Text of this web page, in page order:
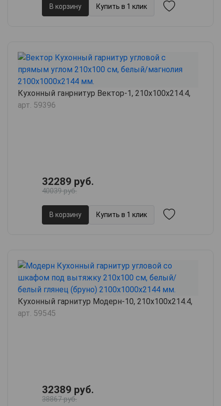
В корзину Купить в 1 клик
Кухонный ганрнитур Вектор-1, 210х100х214.4,
арт. 59396
32289 руб.
40039 руб.
В корзину Купить в 1 клик
Кухонный гарнитур Модерн-10, 210х100х214.4,
арт. 59545
32389 руб.
38867 руб.